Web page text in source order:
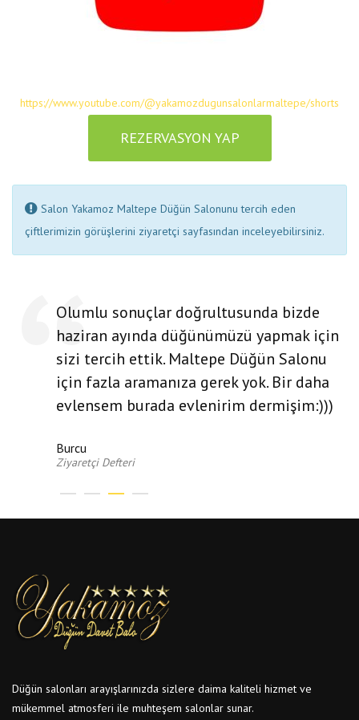
https://www.youtube.com/@yakamozdugunsalonlarmaltepe/shorts
REZERVASYON YAP
Salon Yakamoz Maltepe Düğün Salonunu tercih eden
çiftlerimizin görüşlerini ziyaretçi sayfasından inceleyebilirsiniz.
Olumlu sonuçlar doğrultusunda bizde
haziran ayında düğünümüzü yapmak için
sizi tercih ettik. Maltepe Düğün Salonu
için fazla aramanıza gerek yok. Bir daha
evlensem burada evlenirim dermişim:)))
Burcu
Ziyaretçi Defteri
Düğün salonları arayışlarınızda sizlere daima kaliteli hizmet ve
mükemmel atmosferi ile muhteşem salonlar sunar.